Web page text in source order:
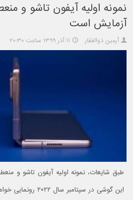
نمونه اولیه آیفون تاشو و
آزمایش است
آرمین ذوالفقار ۱۱ آذر ۱۳۹۹ ساعت ۲۰:۳۰
طبق شایعات، نمونه اولیه آیفون تاشو و
این گوشی در سپتامبر سال ۲۰۲۲ رونمایی خواهد شد.